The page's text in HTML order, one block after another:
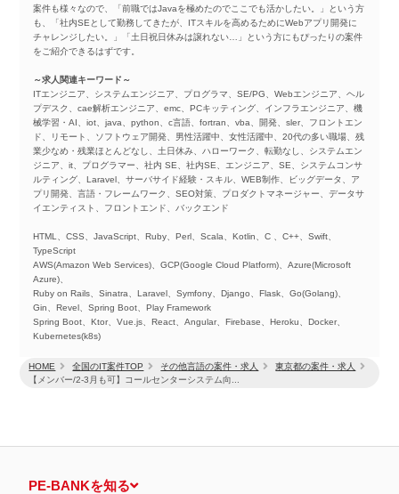
HOME 全国のIT案件TOP その他言語の案件・求人
東京都の案件・求人
【メンバー/2-3月も可】コールセンターシステム向...
案件も様々なので、「前職ではJavaを極めたのでここでも活かしたい。」という方
も、「社内SEとして勤務してきたが、ITスキルを高めるためにWebアプリ開発に
チャレンジしたい。」「土日祝日休みは譲れない…」という方にもぴったりの案件
をご紹介できるはずです。
～求人関連キーワード～
ITエンジニア、システムエンジニア、プログラマ、SE/PG、Webエンジニア、ヘル
プデスク、cae解析エンジニア、emc、PCキッティング、インフラエンジニア、機
械学習・AI、iot、java、python、c言語、fortran、vba、開発、sler、フロントエン
ド、リモート、ソフトウェア開発、男性活躍中、女性活躍中、20代の多い職場、残
業少なめ・残業ほとんどなし、土日休み、ハローワーク、転勤なし、システムエン
ジニア、it、プログラマー、社内 SE、社内SE、エンジニア、SE、システムコンサ
ルティング、Laravel、サーバサイド経験・スキル、WEB制作、ビッグデータ、ア
プリ開発、言語・フレームワーク、SEO対策、プロダクトマネージャー、データサ
イエンティスト、フロントエンド、バックエンド
HTML、CSS、JavaScript、Ruby、Perl、Scala、Kotlin、C 、C++、Swift、
TypeScript
AWS(Amazon Web Services)、GCP(Google Cloud Platform)、Azure(Microsoft
Azure)、
Ruby on Rails、Sinatra、Laravel、Symfony、Django、Flask、Go(Golang)、
Gin、Revel、Spring Boot、Play Framework
Spring Boot、Ktor、Vue.js、React、Angular、Firebase、Heroku、Docker、
Kubernetes(k8s)
PE-BANKを知る